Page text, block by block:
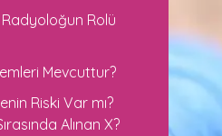
Rolü
Mevcuttur?
Riski Var mı?
Alınan X?